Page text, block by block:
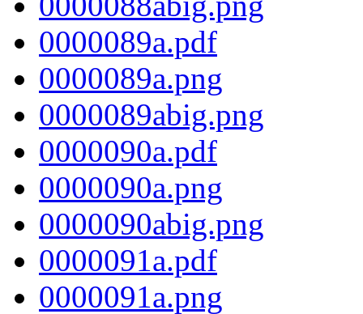
0000089a.pdf
0000089a.png
0000089abig.png
0000090a.pdf
0000090a.png
0000090abig.png
0000091a.pdf
0000091a.png